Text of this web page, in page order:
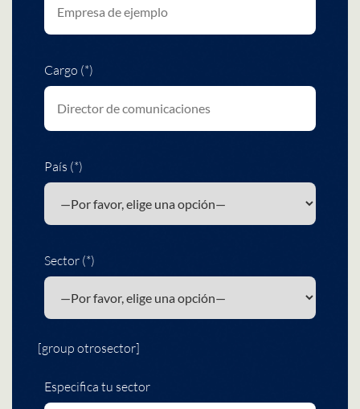
Cargo (*)
País (*)
Sector (*)
[group otrosector]
Especifica tu sector